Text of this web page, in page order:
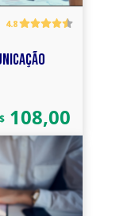
4.8
108,00